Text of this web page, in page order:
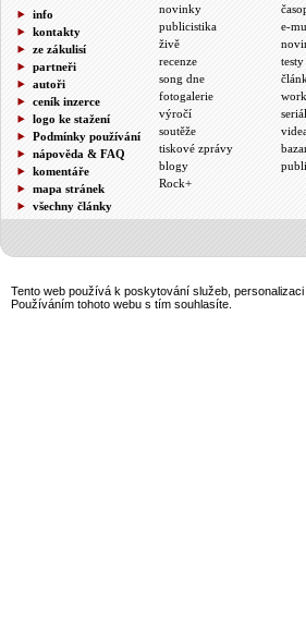
info
kontakty
ze zákulisí
partneři
autoři
ceník inzerce
logo ke stažení
Podmínky používání
nápověda & FAQ
komentáře
mapa stránek
všechny články
novinky
publicistika
živě
recenze
song dne
fotogalerie
výročí
soutěže
tiskové zprávy
blogy
Rock+
e-
Tento web používá k poskytování služeb,
Používáním tohoto webu s tím souhlasíte.